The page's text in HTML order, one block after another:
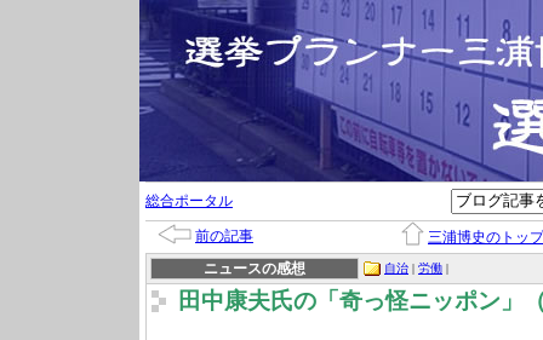
総合ポータル
前の記事
三浦博史のトップ
ニュースの感想
自治 | 労働 |
田中康夫氏の「奇っ怪ニッポン」